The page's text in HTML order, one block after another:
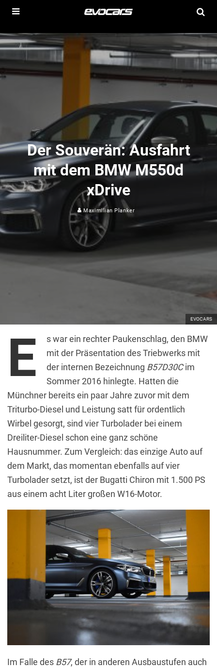
EVOCARS
Der Souverän: Ausfahrt
mit dem BMW M550d
xDrive
Maximilian Planker
E
s war ein rechter Paukenschlag, den BMW
mit der Präsentation des Triebwerks mit
der internen Bezeichnung B57D30Cim
Sommer 2016 hinlegte. Hatten die
Münchner bereits ein paar Jahre zuvor mit dem
Triturbo-Diesel und Leistung satt für ordentlich
Wirbel gesorgt, sind vier Turbolader bei einem
Dreiliter-Diesel schon eine ganz schöne
Hausnummer. Zum Vergleich: das einzige Auto auf
dem Markt, das momentan ebenfalls auf vier
Turbolader setzt, ist der Bugatti Chiron mit 1.500 PS
aus einem acht Liter großen W16-Motor.
Im Falle des B57, der in anderen Ausbaustufen auch